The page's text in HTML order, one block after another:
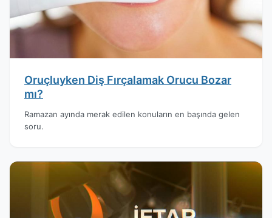
Oruçluyken Diş Fırçalamak Orucu Bozar
mı?
Ramazan ayında merak edilen konuların en başında gelen
soru.